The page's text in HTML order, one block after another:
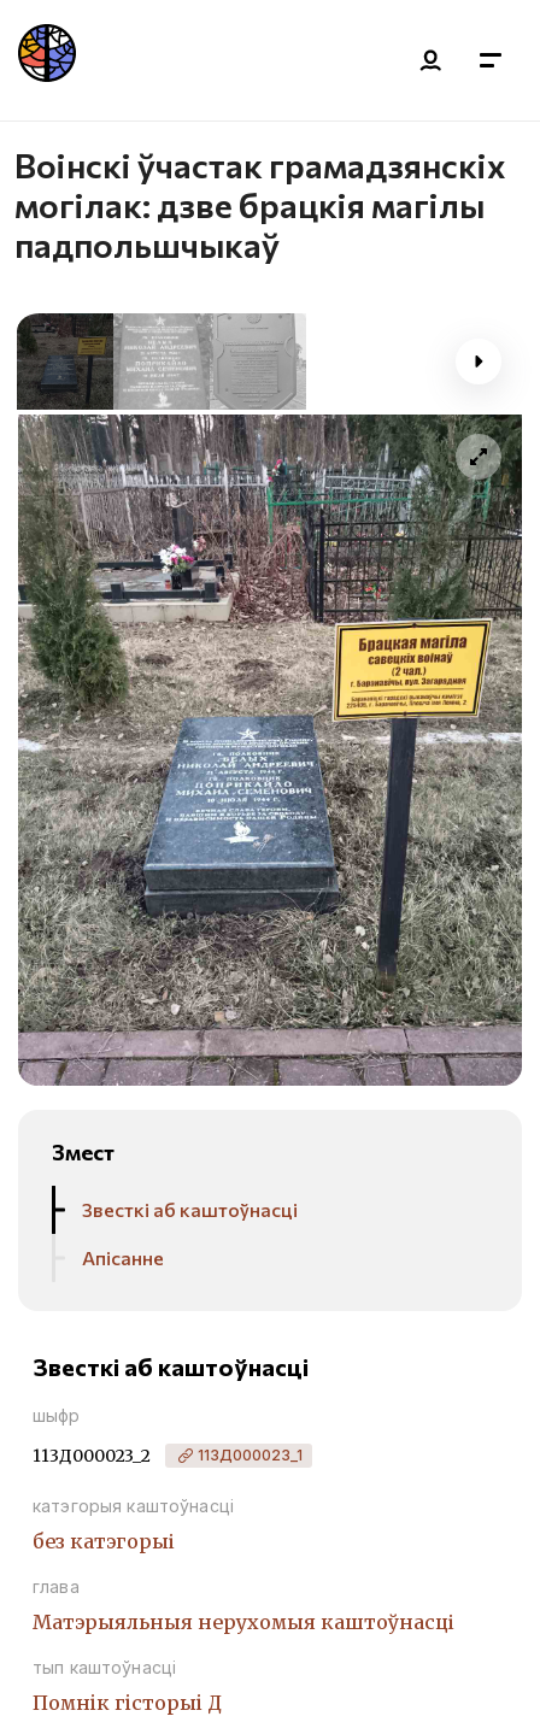
Воінскі ўчастак грамадзянскіх
могілак: дзве брацкія магілы
падпольшчыкаў
Змест
Звесткі аб каштоўнасці
Апісанне
Звесткі аб каштоўнасці
шыфр
113Д000023_2 113Д000023_1
катэгорыя каштоўнасці
без катэгорыі
глава
Матэрыяльныя нерухомыя каштоўнасці
тып каштоўнасці
Помнiк гiсторыi Д